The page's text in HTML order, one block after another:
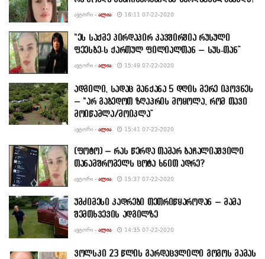
ᲐᲕᲢᲝᲠᲘ - ᲐᲚᲘᲐ 16:11 07-22-2020
“ეს საქმე პირდაპირ კავშირშია რუსული
ფეესბე-ს ქართულ ფილიალთან – სუს-თან”
ᲐᲕᲢᲝᲠᲘ - ᲐᲚᲘᲐ 15:49 07-22-2020
ადგილი, სადაც მანქანა 5 დღის მერე იპოვნეს
– “არ გაბედოთ ზღაპრის მოყოლა, რომ თავი
მოიწამლა/მოიკლა”
ᲐᲕᲢᲝᲠᲘ - ᲐᲚᲘᲐ 15:41 07-22-2020
(ფოტო) – რას წერდა თამარ ბაჩალიაშვილი
თანამშრომელს ცოტა ხნით ადრე?
ᲐᲕᲢᲝᲠᲘ - ᲐᲚᲘᲐ 15:37 07-22-2020
უმძიმესი კადრები თეთრიწყაროდან – მამა
შემთხვევის ადგილზე
ᲐᲕᲢᲝᲠᲘ - ᲐᲚᲘᲐ 14:35 07-22-2020
ვოლსკი 23 წლის გარდაცვლილი გოგოს მამას